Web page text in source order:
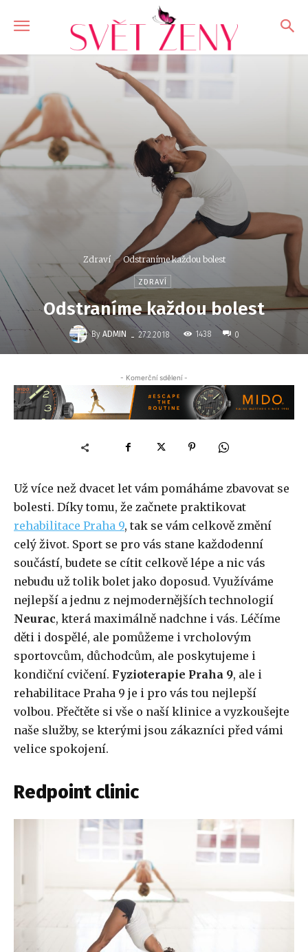
Zdraví Odstraníme každou bolest
ZDRAVÍ
Odstraníme každou bolest
By ADMIN - 27.2.2018 1438 0
- Komerční sdělení -
Už více než dvacet let vám pomáháme zbavovat se
bolesti. Díky tomu, že začnete praktikovat
rehabilitace Praha 9, tak se vám celkově změní
celý život. Sport se pro vás stane každodenní
součástí, budete se cítit celkově lépe a nic vás
nebudu už tolik bolet jako doposud. Využíváme
nejlepší a jednu z nejmodernějších technologií
Neurac, která maximálně nadchne i vás. Léčíme
děti i dospělé, ale pomůžeme i vrcholovým
sportovcům, důchodcům, ale poskytujeme i
kondiční cvičení. Fyzioterapie Praha 9, ale i
rehabilitace Praha 9 je i pro vás tou nejlepší
volbou. Přečtěte si vše o naší klinice a vyzkoušejte
naše služby, se kterými jsou zákazníci před vámi
velice spokojení.
Redpoint clinic